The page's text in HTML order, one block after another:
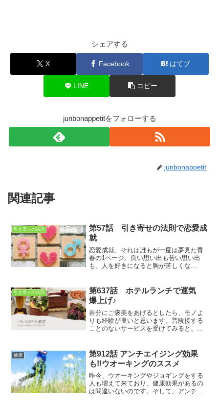
シェアする
X Facebook はてブ
LINE コピー
junbonappetitをフォローする
junbonappetit
関連記事
引き寄せの法則
第57話 引き寄せの法則で恋愛成
就
恋愛成就、それは誰もが一度は夢見た青
春の1ページ。良い思い出も苦い思い出
も。人を好きになると胸が苦しくな
引き寄せの法則
第637話 ホテルランチで運気
爆上げ♪
自分にご褒美をあげるとしたら、モノよ
りも経験が良いと思います。普段接する
ことのないサービスを受けてみると、感
のです。一流のサービスは感謝を循環さ
せるのです
健康
第912話 アンチエイジング効果
も‼ウオーキングのススメ
昨今、ウオーキングやジョギングをする
人も増えて来ており、健康効果があるの
は間違いないのです。そして、アンチエ